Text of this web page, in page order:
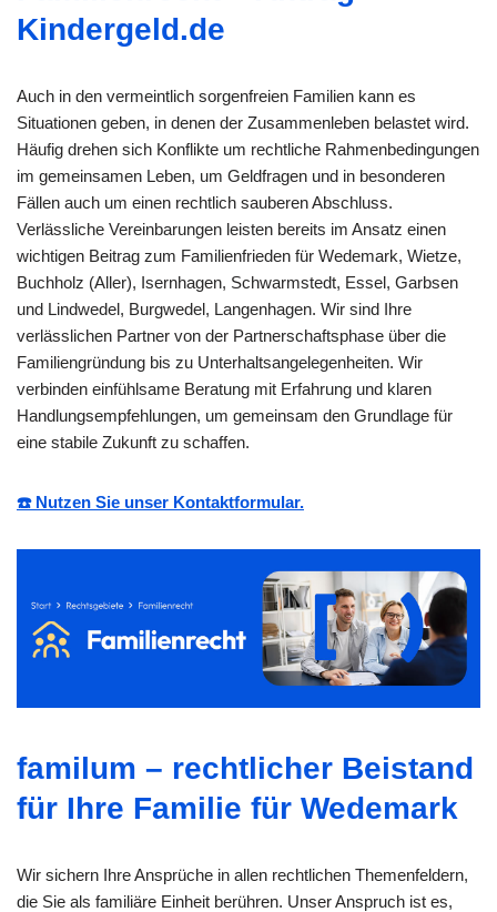
Kindergeld.de
Auch in den vermeintlich sorgenfreien Familien kann es
Situationen geben, in denen der Zusammenleben belastet wird.
Häufig drehen sich Konflikte um rechtliche Rahmenbedingungen
im gemeinsamen Leben, um Geldfragen und in besonderen
Fällen auch um einen rechtlich sauberen Abschluss.
Verlässliche Vereinbarungen leisten bereits im Ansatz einen
wichtigen Beitrag zum Familienfrieden für Wedemark, Wietze,
Buchholz (Aller), Isernhagen, Schwarmstedt, Essel, Garbsen
und Lindwedel, Burgwedel, Langenhagen. Wir sind Ihre
verlässlichen Partner von der Partnerschaftsphase über die
Familiengründung bis zu Unterhaltsangelegenheiten. Wir
verbinden einfühlsame Beratung mit Erfahrung und klaren
Handlungsempfehlungen, um gemeinsam den Grundlage für
eine stabile Zukunft zu schaffen.
☎️ Nutzen Sie unser Kontaktformular.
familum – rechtlicher Beistand
für Ihre Familie für Wedemark
Wir sichern Ihre Ansprüche in allen rechtlichen Themenfeldern,
die Sie als familiäre Einheit berühren. Unser Anspruch ist es,